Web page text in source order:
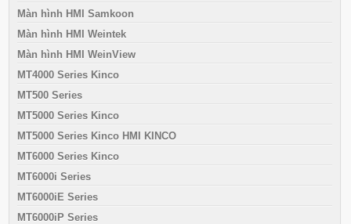
Màn hình HMI Samkoon
Màn hình HMI Weintek
Màn hình HMI WeinView
MT4000 Series Kinco
MT500 Series
MT5000 Series Kinco
MT5000 Series Kinco HMI KINCO
MT6000 Series Kinco
MT6000i Series
MT6000iE Series
MT6000iP Series